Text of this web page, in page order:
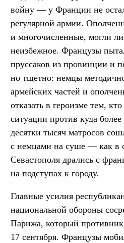
войну — у Франции не
регулярной армии.
и многочисленные, могли
неизбежное. Французы
пруссаков из провинции и
но тщетно: немцы
армейских частей и
отказать в героизме тем,
ситуации против куда
десятки тысяч матросов
с немцами на суше — как в
Севастополя дрались с
на подступах к городу.
Главные усилия
национальной обороны
Парижа, который противник
17 сентября. Французы